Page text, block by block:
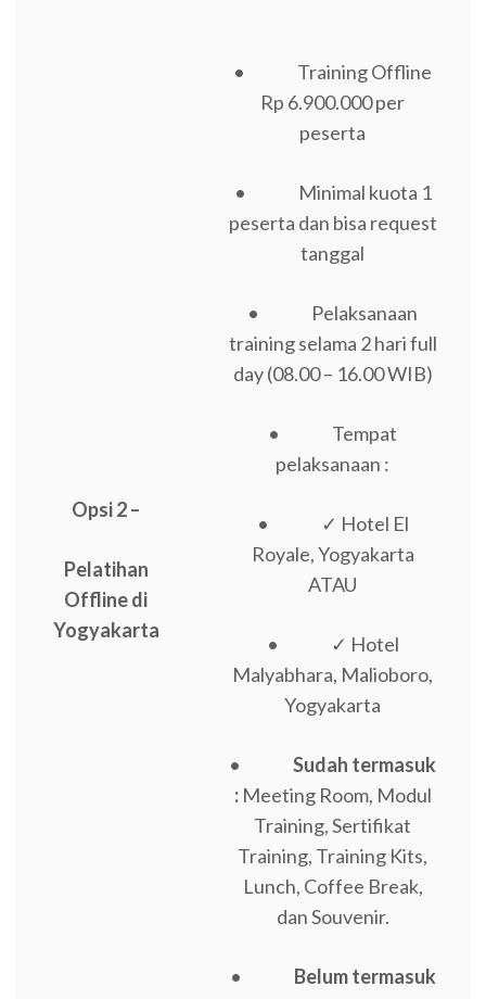
Opsi 2 –
Pelatihan
Offline di
Yogyakarta
• Training Offline
Rp 6.900.000 per
peserta
• Minimal kuota 1
peserta dan bisa request
tanggal
• Pelaksanaan
training selama 2 hari full
day (08.00 – 16.00 WIB)
• Tempat
pelaksanaan :
• ✓ Hotel El
Royale, Yogyakarta
ATAU
• ✓ Hotel
Malyabhara, Malioboro,
Yogyakarta
• Sudah termasuk
: Meeting Room, Modul
Training, Sertifikat
Training, Training Kits,
Lunch, Coffee Break,
dan Souvenir.
• Belum termasuk